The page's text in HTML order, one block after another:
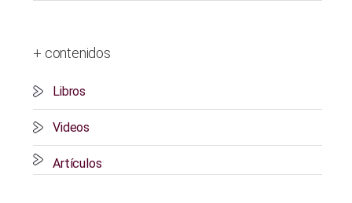
+ contenidos
Libros
Videos
Artículos